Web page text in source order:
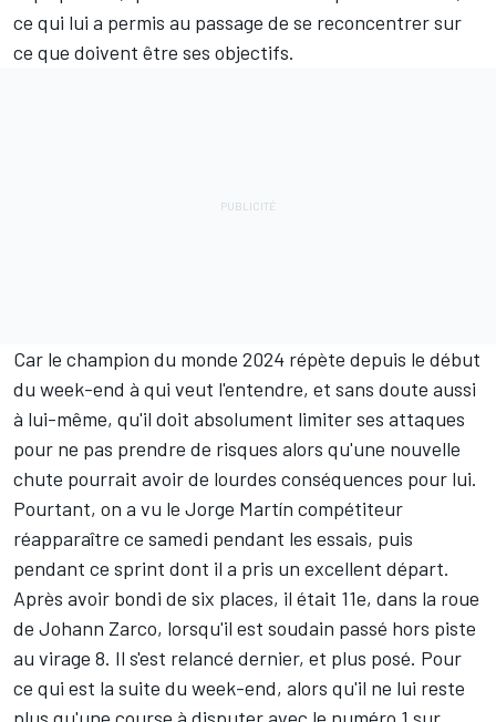
ce qui lui a permis au passage de se reconcentrer sur
ce que doivent être ses objectifs.
Car le champion du monde 2024 répète depuis le début
du week-end à qui veut l'entendre, et sans doute aussi
à lui-même, qu'il doit absolument limiter ses attaques
pour ne pas prendre de risques alors qu'une nouvelle
chute pourrait avoir de lourdes conséquences pour lui.
Pourtant, on a vu le Jorge Martín compétiteur
réapparaître ce samedi pendant les essais, puis
pendant ce sprint dont il a pris un excellent départ.
Après avoir bondi de six places, il était 11e, dans la roue
de Johann Zarco, lorsqu'il est soudain passé hors piste
au virage 8. Il s'est relancé dernier, et plus posé. Pour
ce qui est la suite du week-end, alors qu'il ne lui reste